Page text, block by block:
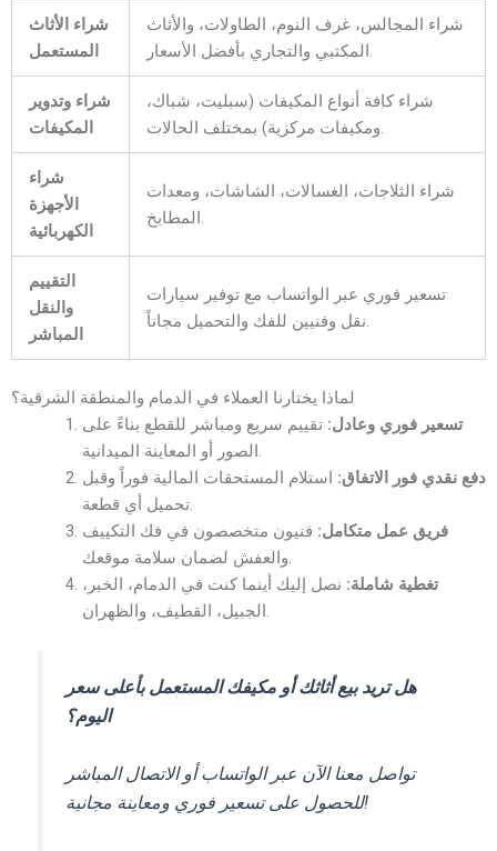
شراء الأثاث
المستعمل
شراء المجالس، غرف النوم، الطاولات، والأثاث
المكتبي والتجاري بأفضل الأسعار.
شراء وتدوير
المكيفات
شراء كافة أنواع المكيفات (سبليت، شباك،
ومكيفات مركزية) بمختلف الحالات.
شراء
الأجهزة
الكهربائية
شراء الثلاجات، الغسالات، الشاشات، ومعدات
المطابخ.
التقييم
والنقل
المباشر
تسعير فوري عبر الواتساب مع توفير سيارات
نقل وفنيين للفك والتحميل مجاناً.
لماذا يختارنا العملاء في الدمام والمنطقة الشرقية؟
تسعير فوري وعادل: تقييم سريع ومباشر للقطع بناءً على
الصور أو المعاينة الميدانية.
دفع نقدي فور الاتفاق: استلام المستحقات المالية فوراً وقبل
تحميل أي قطعة.
فريق عمل متكامل: فنيون متخصصون في فك التكييف
والعفش لضمان سلامة موقعك.
تغطية شاملة: نصل إليك أينما كنت في الدمام، الخبر،
الجبيل، القطيف، والظهران.
هل تريد بيع أثاثك أو مكيفك المستعمل بأعلى سعر
اليوم؟
تواصل معنا الآن عبر الواتساب أو الاتصال المباشر
للحصول على تسعير فوري ومعاينة مجانية!